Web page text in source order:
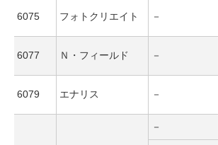
6075 フォトクリエイト －
6077 Ｎ・フィールド －
6079 エナリス －
－